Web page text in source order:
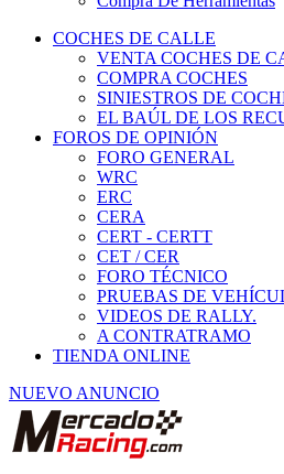
COCHES DE CALLE
VENTA COCHES DE
COMPRA COCHES
SINIESTROS DE
EL BAÚL DE LOS
FOROS DE OPINIÓN
FORO GENERAL
WRC
ERC
CERA
CERT - CERTT
CET / CER
FORO TÉCNICO
PRUEBAS DE
VIDEOS DE RALLY.
A CONTRATRAMO
TIENDA ONLINE
NUEVO ANUNCIO